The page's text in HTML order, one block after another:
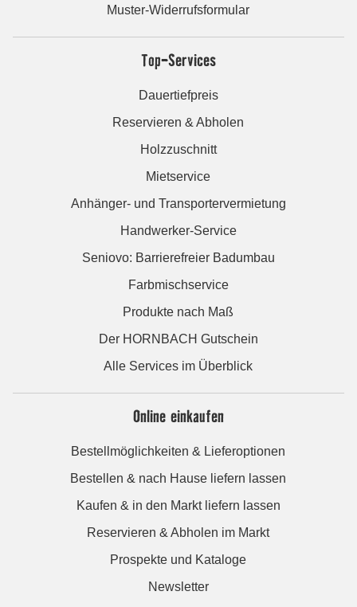
Muster-Widerrufsformular
Top-Services
Dauertiefpreis
Reservieren & Abholen
Holzzuschnitt
Mietservice
Anhänger- und Transportervermietung
Handwerker-Service
Seniovo: Barrierefreier Badumbau
Farbmischservice
Produkte nach Maß
Der HORNBACH Gutschein
Alle Services im Überblick
Online einkaufen
Bestellmöglichkeiten & Lieferoptionen
Bestellen & nach Hause liefern lassen
Kaufen & in den Markt liefern lassen
Reservieren & Abholen im Markt
Prospekte und Kataloge
Newsletter